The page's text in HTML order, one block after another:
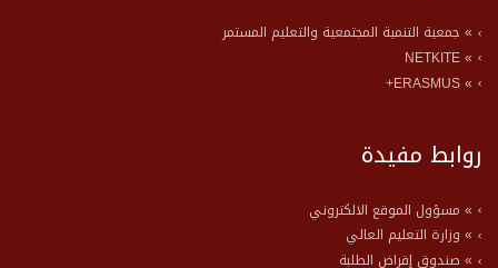
» جمعية التنمية المجتمعية والتعليم المستمر
» NETKITE
» ERASMUS+
روابط مفيدة
» مسؤول الموقع الالكتروني
» وزارة التعليم العالي
» صندوق إقراض الطلبة